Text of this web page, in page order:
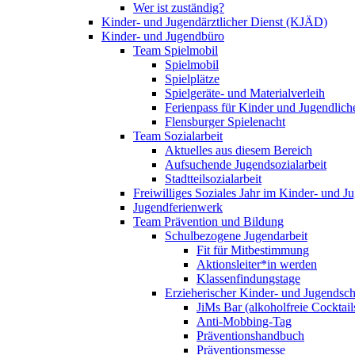
Wer ist zuständig?
Kinder- und Jugendärztlicher Dienst (KJÄD)
Kinder- und Jugendbüro
Team Spielmobil
Spielmobil
Spielplätze
Spielgeräte- und Materialverleih
Ferienpass für Kinder und
Flensburger Spielenacht
Team Sozialarbeit
Aktuelles aus diesem Bereich
Aufsuchende Jugendsozialarbeit
Stadtteilsozialarbeit
Freiwilliges Soziales Jahr im Kinder- und
Jugendferienwerk
Team Prävention und Bildung
Schulbezogene Jugendarbeit
Fit für Mitbestimmung
Aktionsleiter*in werden
Klassenfindungstage
Erzieherischer Kinder- und
JiMs Bar (alkoholfreie
Anti-Mobbing-Tag
Präventionshandbuch
Präventionsmesse